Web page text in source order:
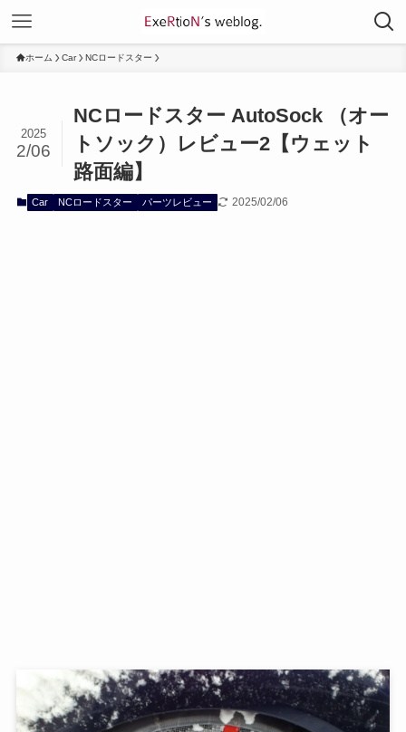
ホーム Car NCロードスター
NCロードスター AutoSock （オー
トソック）レビュー2【ウェット
路面編】
2025
2/06
Car NCロードスター パーツレビュー 2025/02/06